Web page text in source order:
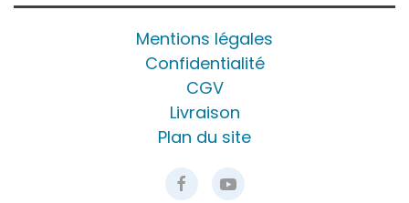
Mentions légales
Confidentialité
CGV
Livraison
Plan du site